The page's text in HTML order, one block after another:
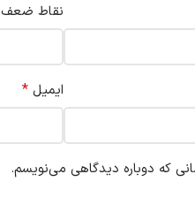
نقاط ضعف
ایمیل *
که دوباره دیدگاهی می‌نویسم.